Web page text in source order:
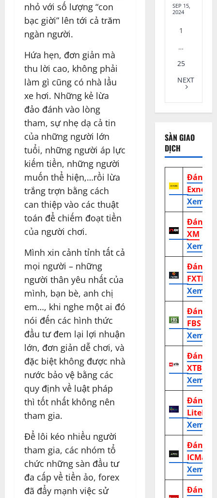
nhỏ với số lượng “con
bạc giời” lên tới cả trăm
ngàn người.
Hứa hẹn, đơn giản mà
thu lời cao, không phải
làm gì cũng có nhà lầu
xe hơi. Những kẻ lừa
đảo đánh vào lòng
tham, sự nhẹ dạ cả tin
của những người lớn
tuổi, những người áp lực
kiếm tiền, những người
muốn thể hiện,…rồi lừa
trắng trợn bằng cách
can thiệp vào các thuật
toán để chiếm đoạt tiền
của người chơi.
Mình xin cảnh tỉnh tất cả
mọi người – những
người thân yêu nhất của
mình, bạn bè, anh chị
em…, khi nghe một ai đó
nói đến các hình thức
đầu tư đem lại lợi nhuận
lớn, đơn giản dễ chơi, và
đặc biệt không được nhà
nước bảo vệ bằng các
quy định về luật pháp
thì tốt nhất không nên
tham gia.
Để lôi kéo nhiều người
tham gia, các nhóm tổ
chức những sàn đầu tư
đa cấp về tiền ảo, forex
đã đẩy mạnh việc sử
SEP 15,
2024
1
…
25
NEXT
SÀN GIAO
DỊCH
Đánh
Exness
Xem
Đánh
XM
Xem
Đánh
FXTM
Xem
Đánh
FBS
Xem
Đánh
XTB
Xem
Đánh
Xem
Đánh
Xem
Đánh